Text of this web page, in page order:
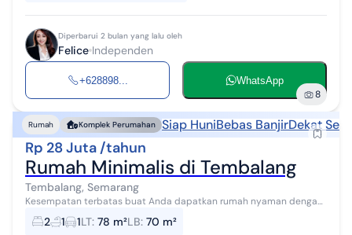
Diperbarui 2 bulan yang lalu oleh
Felice Independen
+628898... WhatsApp
8
Rumah Komplek Perumahan Siap HuniBebas BanjirDekat
Rp 28 Juta /tahun
Rumah Minimalis di Tembalang
Tembalang, Semarang
Kesempatan terbatas buat Anda dapatkan rumah nyaman dengan
return investasi tinggi di Tembalang, Semarang. Rumah ini
menawarkan kelengkapan fasili...
2 1 1LT: 78 m²LB: 70 m²